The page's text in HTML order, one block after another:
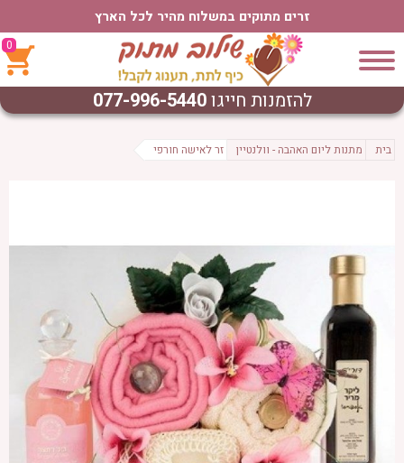
זרים מתוקים במשלוח מהיר לכל הארץ
0
להזמנות חייגו077-996-5440
בית מתנות ליום האהבה - וולנטיין זר לאישה חורפי